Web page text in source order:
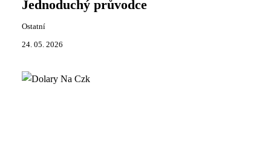
Jednoduchý průvodce
Ostatní
24. 05. 2026